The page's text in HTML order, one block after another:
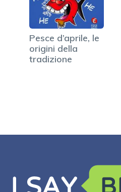
Pesce d’aprile, le
origini della
tradizione